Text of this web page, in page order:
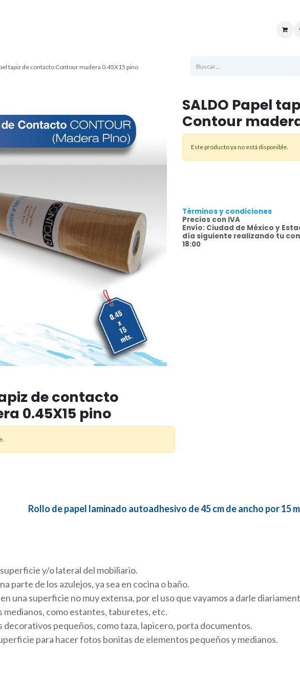
Soporte
tapiz de contacto Contour madera 0.45X15 pino
SALDO Papel
Contour
Este producto ya no está disponible.
Términos y condiciones
Precios con IVA
Envío: Ciudad de México y
día siguiente realizando tu
18:00
de contacto
0.45X15 pino
Rollo de papel laminado autoadhesivo de 45 cm de ancho por 15
y/o lateral del mobiliario.
parte de los azulejos, ya sea en cocina o baño.
una superficie no muy extensa, por el uso que vayamos a darle
medianos, como estantes, taburetes, etc.
decorativos pequeños, como taza, lapicero, porta documentos.
para hacer fotos bonitas de elementos pequeños y medianos.